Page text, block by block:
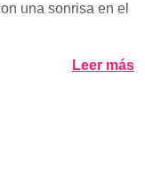
una sonrisa en el
Leer más